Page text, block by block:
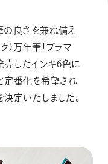
の良さを兼ね備え
）万年筆「プラマ
売したインキ6色に
定番化を希望され
定いたしました。